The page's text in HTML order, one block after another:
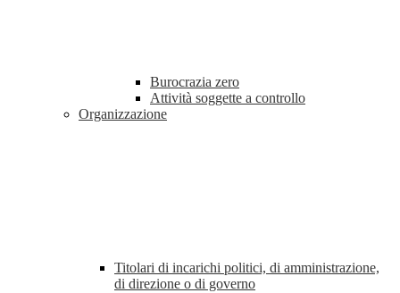
Burocrazia zero
Attività soggette a controllo
Organizzazione
Titolari di incarichi politici, di amministrazione,
di direzione o di governo